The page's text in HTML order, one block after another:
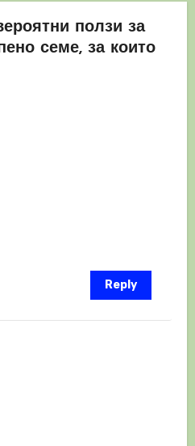
ползи за
семе, за които
Reply